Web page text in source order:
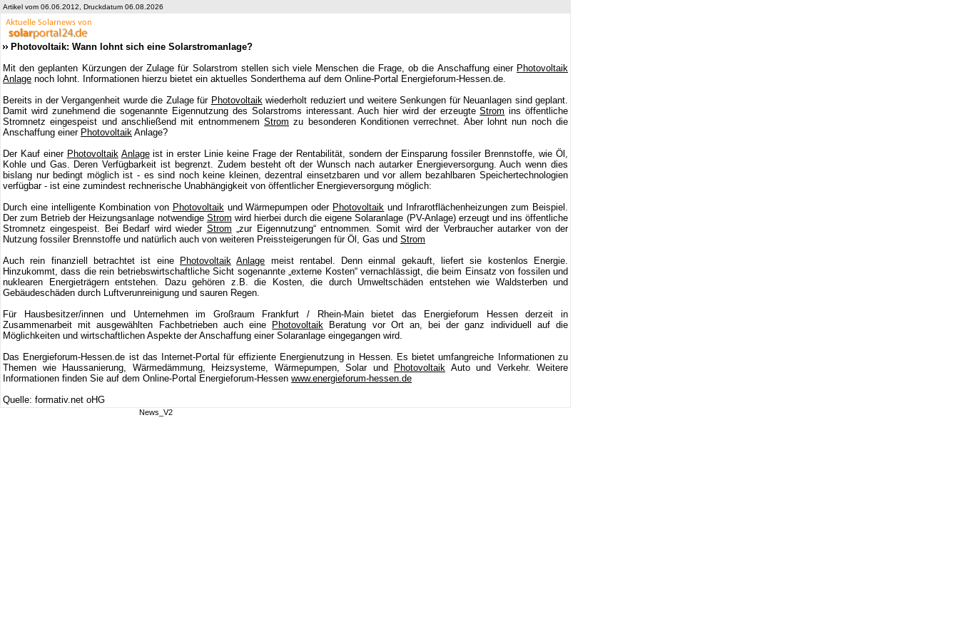
Artikel vom 06.06.2012, Druckdatum 06.08.2026
Photovoltaik: Wann lohnt sich eine Solarstromanlage?
Mit den geplanten Kürzungen der Zulage für Solarstrom stellen sich viele Menschen die Frage, ob die Anschaffung einer Photovoltaik
Anlage noch lohnt. Informationen hierzu bietet ein aktuelles Sonderthema auf dem Online-Portal Energieforum-Hessen.de.
Bereits in der Vergangenheit wurde die Zulage für Photovoltaikwiederholt reduziert und weitere Senkungen für Neuanlagen sind geplant.
Damit wird zunehmend die sogenannte Eigennutzung des Solarstroms interessant. Auch hier wird der erzeugteStrom ins öffentliche
Stromnetz eingespeist und anschließend mit entnommenem Strom zu besonderen Konditionen verrechnet. Aber lohnt nun noch die
Anschaffung einer Photovoltaik Anlage?
Der Kauf einer Photovoltaik Anlageist in erster Linie keine Frage der Rentabilität, sondern der Einsparung fossiler Brennstoffe, wie Öl,
Kohle und Gas. Deren Verfügbarkeit ist begrenzt. Zudem besteht oft der Wunsch nach autarker Energieversorgung. Auch wenn dies
bislang nur bedingt möglich ist - es sind noch keine kleinen, dezentral einsetzbaren und vor allem bezahlbaren Speichertechnologien
verfügbar - ist eine zumindest rechnerische Unabhängigkeit von öffentlicher Energieversorgung möglich:
Durch eine intelligente Kombination von Photovoltaikund Wärmepumpen oder Photovoltaik und Infrarotflächenheizungen zum Beispiel.
Der zum Betrieb der Heizungsanlage notwendige Strom wird hierbei durch die eigene Solaranlage (PV-Anlage) erzeugt und ins öffentliche
Stromnetz eingespeist. Bei Bedarf wird wieder Strom „zur Eigennutzung“ entnommen. Somit wird der Verbraucher autarker von der
Nutzung fossiler Brennstoffe und natürlich auch von weiteren Preissteigerungen für Öl, Gas und Strom
Auch rein finanziell betrachtet ist eine
Photovoltaik Anlage meist rentabel. Denn einmal gekauft, liefert sie kostenlos Energie.
Hinzukommt, dass die rein betriebswirtschaftliche Sicht sogenannte „externe Kosten“ vernachlässigt, die beim Einsatz von fossilen und
nuklearen Energieträgern entstehen. Dazu gehören z.B. die Kosten, die durch Umweltschäden entstehen wie Waldsterben und
Gebäudeschäden durch Luftverunreinigung und sauren Regen.
Für Hausbesitzer/innen und Unternehmen im Großraum Frankfurt / Rhein-Main bietet das Energieforum Hessen derzeit in
Zusammenarbeit mit ausgewählten Fachbetrieben auch eine
Photovoltaik Beratung vor Ort an, bei der ganz individuell auf die
Möglichkeiten und wirtschaftlichen Aspekte der Anschaffung einer Solaranlage eingegangen wird.
Das Energieforum-Hessen.de ist das Internet-Portal für effiziente Energienutzung in Hessen. Es bietet umfangreiche Informationen zu
Themen wie Haussanierung, Wärmedämmung, Heizsysteme, Wärmepumpen, Solar und
Photovoltaik Auto und Verkehr. Weitere
Informationen finden Sie auf dem Online-Portal Energieforum-Hessen www.energieforum-hessen.de
Quelle: formativ.net oHG
News_V2